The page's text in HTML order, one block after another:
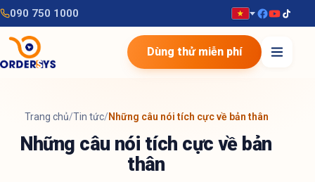
090 750 1000
Dùng thử miễn phí
Trang chủ/Tin tức/Những câu nói tích cực về bản thân
Những câu nói tích cực về bản
thân